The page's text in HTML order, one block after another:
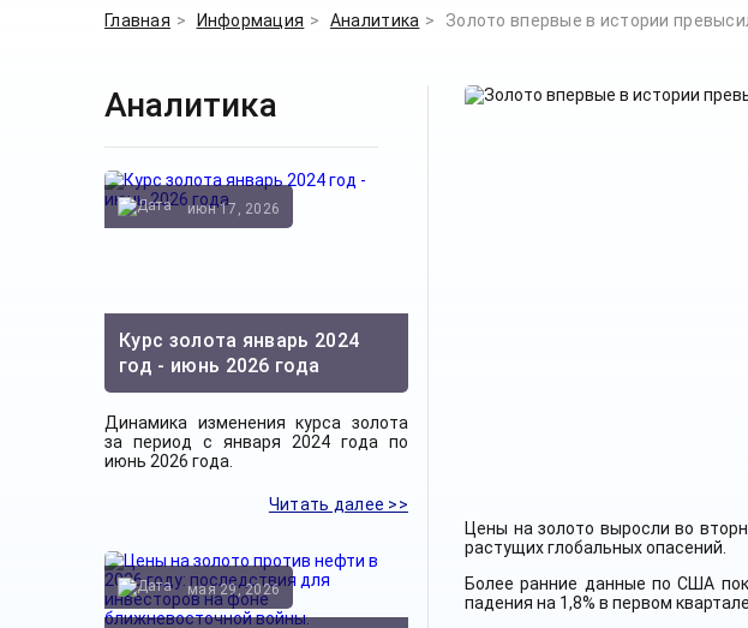
Главная Информация Аналитика Золото впервые в истории
Аналитика
Курс золота январь 2024
год - июнь 2026 года
июн 17, 2026
Динамика изменения курса золота
за период с января 2024 года по
июнь 2026 года.
Читать далее >>
мая 29, 2026
Цены на золото выросли во
растущих глобальных опасений.
Более ранние данные по США
падения на 1,8% в первом квартале